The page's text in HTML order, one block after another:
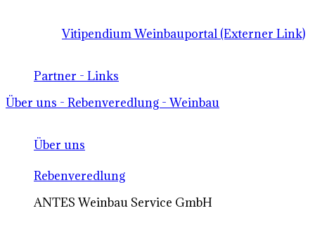
Vitipendium Weinbauportal (Externer Link)
Partner - Links
Über uns - Rebenveredlung - Weinbau
Über uns
Rebenveredlung
ANTES Weinbau Service GmbH